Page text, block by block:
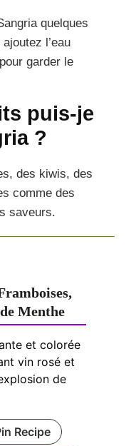
quelques
l’eau
garder le
puis-je
?
des kiwis, des
comme des
saveurs.
Menthe
et colorée
vin rosé et
de
Recipe